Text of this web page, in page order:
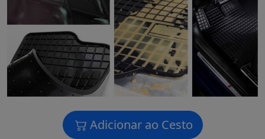
Adicionar ao Cesto